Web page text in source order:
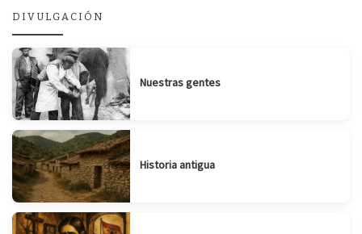
DIVULGACIÓN
Nuestras gentes
Historia antigua